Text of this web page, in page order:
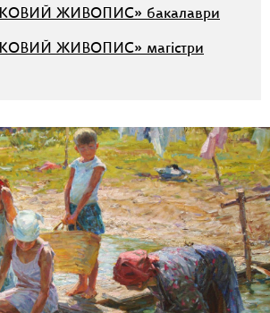
ЖИВОПИС» бакалаври
ЖИВОПИС» магістри